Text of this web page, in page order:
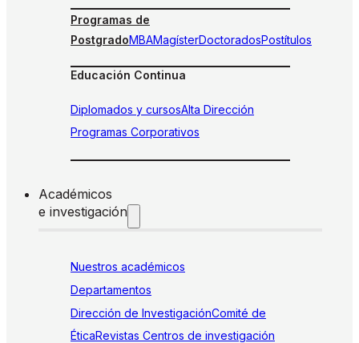
Programas de
PostgradoMBAMagísterDoctoradosPostítulos
Educación Continua
Diplomados y cursosAlta Dirección
Programas Corporativos
Académicos
e investigación
Nuestros académicos
Departamentos
Dirección de InvestigaciónComité de
ÉticaRevistas Centros de investigación